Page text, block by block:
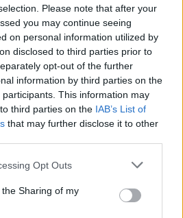
Please note that after your
you may continue seeing
on personal information utilized by
disclosed to third parties prior to
opt-out of the further
information by third parties on the
participants. This information may
third parties on the IAB’s List of
that may further disclose it to other
app uses one or more Google
usage behaviour. You may click to
Google and its third-party tags to
Opt Outs
Sharing of my
Követem
GYŐZELEM